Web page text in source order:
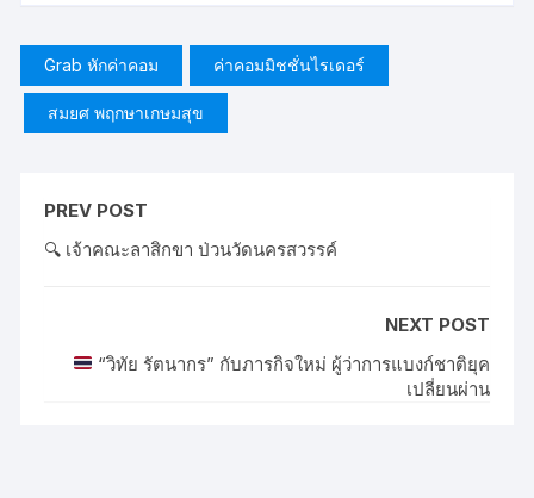
e
b
o
er e
st
e
Grab หักค่าคอม ค่าคอมมิชชั่นไรเดอร์
สมยศ พฤกษาเกษมสุข
PREV POST
🔍 เจ้าคณะลาสิกขา ป่วนวัดนครสวรรค์
NEXT POST
“วิทัย รัตนากร” กับภารกิจใหม่ ผู้ว่าการแบงก์ชาติยุค
เปลี่ยนผ่าน